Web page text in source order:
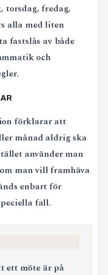
torsdag, fredag,
alla med liten
fastslås av både
och
förklarar att
månad aldrig ska
använder man
man vill framhäva
enbart för
fall.
ett möte är på